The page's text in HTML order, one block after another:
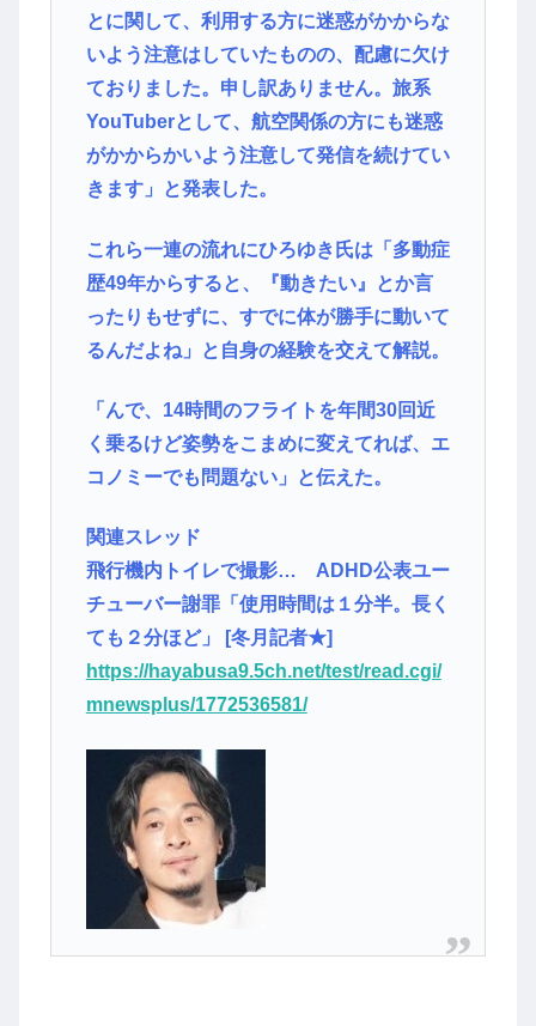
とに関して、利用する方に迷惑がかからな
いよう注意はしていたものの、配慮に欠け
ておりました。申し訳ありません。旅系
YouTuberとして、航空関係の方にも迷惑
がかからかいよう注意して発信を続けてい
きます」と発表した。
これら一連の流れにひろゆき氏は「多動症
歴49年からすると、『動きたい』とか言
ったりもせずに、すでに体が勝手に動いて
るんだよね」と自身の経験を交えて解説。
「んで、14時間のフライトを年間30回近
く乗るけど姿勢をこまめに変えてれば、エ
コノミーでも問題ない」と伝えた。
関連スレッド
飛行機内トイレで撮影… ADHD公表ユー
チューバー謝罪「使用時間は１分半。長く
ても２分ほど」 [冬月記者★]
https://hayabusa9.5ch.net/test/read.cgi/
mnewsplus/1772536581/